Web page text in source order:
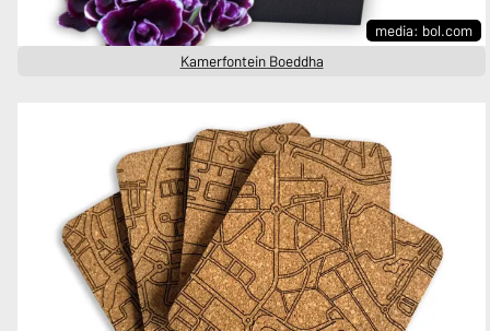
media: bol.com
Kamerfontein Boeddha